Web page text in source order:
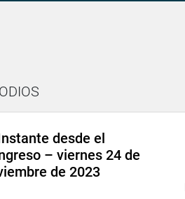
desde el
– viernes 24 de
de 2023